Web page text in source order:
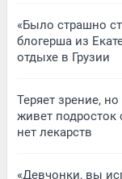
«Было страшно
блогерша из
отдыхе в Грузии
Теряет зрение,
живет подросток
нет лекарств
«Девчонки, вы